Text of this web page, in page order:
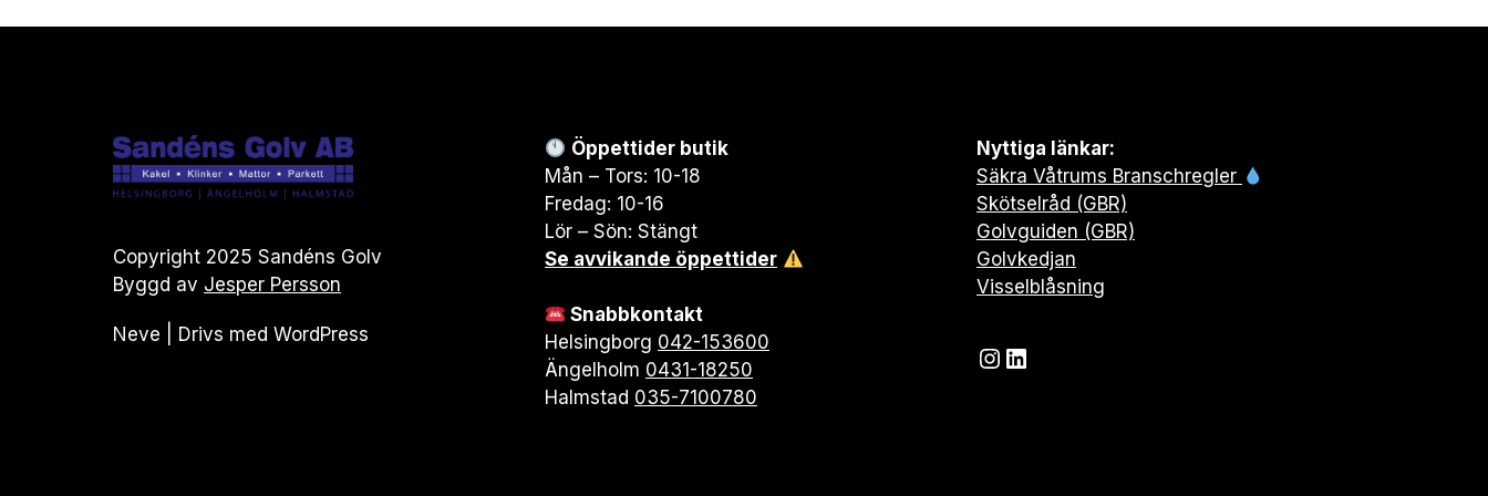
Copyright 2025 Sandéns Golv
Byggd av Jesper Persson
Neve | Drivs med WordPress
Öppettider butik
Mån – Tors: 10-18
Fredag: 10-16
Lör – Sön: Stängt
Se avvikande öppettider
Snabbkontakt
Helsingborg 042-153600
Ängelholm 0431-18250
Halmstad 035-7100780
Nyttiga länkar:
Säkra Våtrums Branschregler
Skötselråd (GBR)
Golvguiden (GBR)
Golvkedjan
Visselblåsning